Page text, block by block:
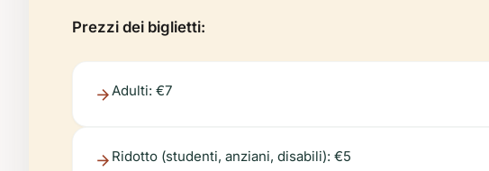
Prezzi dei biglietti:
Adulti: €7
Ridotto (studenti, anziani, disabili): €5